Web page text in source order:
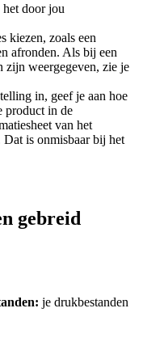
door jou
kiezen, zoals een
afronden. Als bij een
zijn weergegeven, zie je
in, geef je aan hoe
product in de
van het
is onmisbaar bij het
gebreid
je drukbestanden